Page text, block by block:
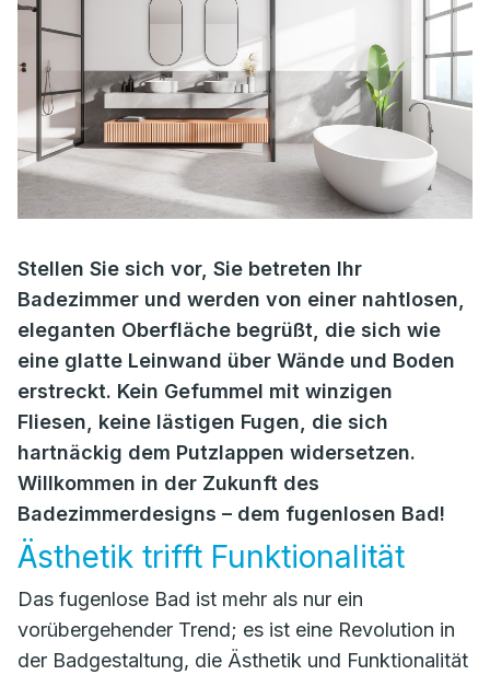
Stellen Sie sich vor, Sie betreten Ihr
Badezimmer und werden von einer nahtlosen,
eleganten Oberfläche begrüßt, die sich wie
eine glatte Leinwand über Wände und Boden
erstreckt. Kein Gefummel mit winzigen
Fliesen, keine lästigen Fugen, die sich
hartnäckig dem Putzlappen widersetzen.
Willkommen in der Zukunft des
Badezimmerdesigns – dem fugenlosen Bad!
Ästhetik trifft Funktionalität
Das fugenlose Bad ist mehr als nur ein
vorübergehender Trend; es ist eine Revolution in
der Badgestaltung, die Ästhetik und Funktionalität